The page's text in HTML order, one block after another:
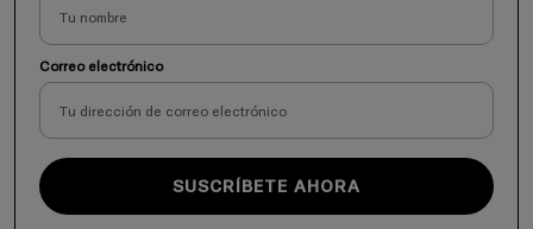
Correo electrónico
SUSCRÍBETE AHORA